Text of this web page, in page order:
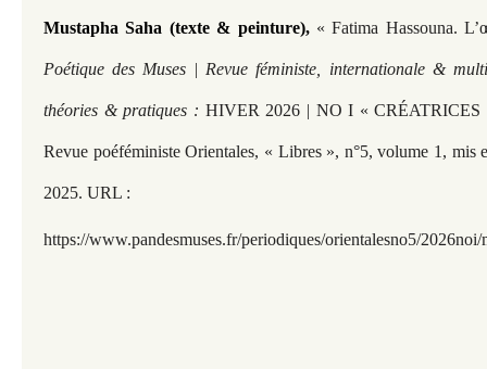
Mustapha Saha (texte & peinture), « Fatima Hassouna.
Poétique des Muses | Revue féministe, internationale &
théories & pratiques : HIVER 2026 | NO I «
Revue poéféministe Orientales, « Libres », n°5, volume 1, mis
2025. URL :
https://www.pandesmuses.fr/periodiques/orientalesno5/2026noi/